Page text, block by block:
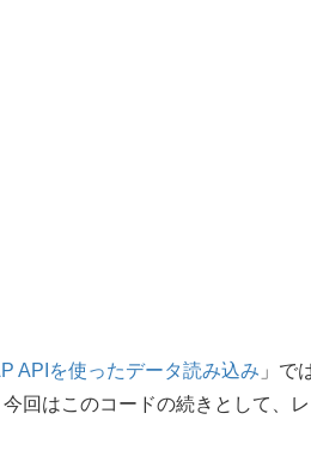
APIを使ったデータ読み込み 」で
回はこのコードの続きとして、